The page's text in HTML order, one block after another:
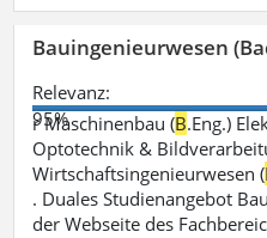
Bauingenieurwesen
Relevanz:
95%
r Maschinenbau (B.Eng.)
Optotechnik &
Wirtschaftsingenieurwesen (
. Duales Studienangebot
der Webseite des